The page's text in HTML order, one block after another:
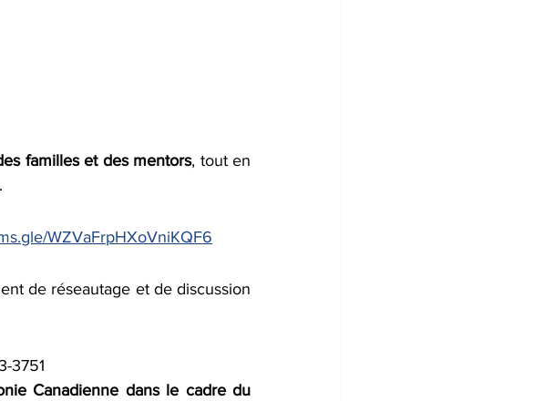
familles et des mentors, tout en
WZVaFrpHXoVniKQF6
de réseautage et de discussion
3751
Canadienne dans le cadre du